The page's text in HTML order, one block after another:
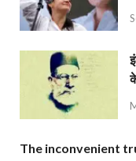
The inconvenient